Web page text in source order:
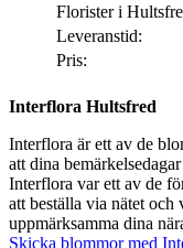
Florister i
Leveranstid:
Pris:
Interflora Hultsfred
Interflora är ett av de
att dina
Interflora var ett av de
att beställa via nätet och
uppmärksamma dina
Skicka blommor med